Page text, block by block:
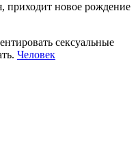
приходит новое рождение
сексуальные
Человек